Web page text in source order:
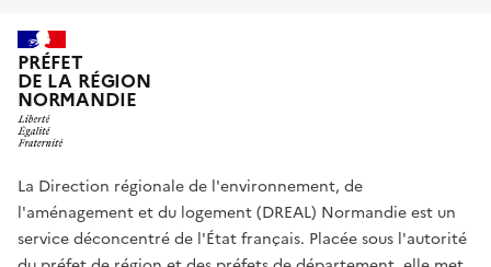
PRÉFET
DE LA RÉGION
NORMANDIE
La Direction régionale de l'environnement, de
l'aménagement et du logement (DREAL) Normandie est un
service déconcentré de l'État français. Placée sous l'autorité